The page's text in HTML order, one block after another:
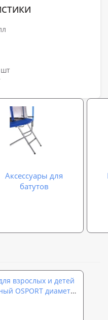
шт
Аксессуары для
батутов
взрослых и детей
OSPORT диаметр